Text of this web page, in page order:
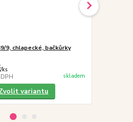
9, chlapecké, bačkůrky
/ks
skladem
variantu